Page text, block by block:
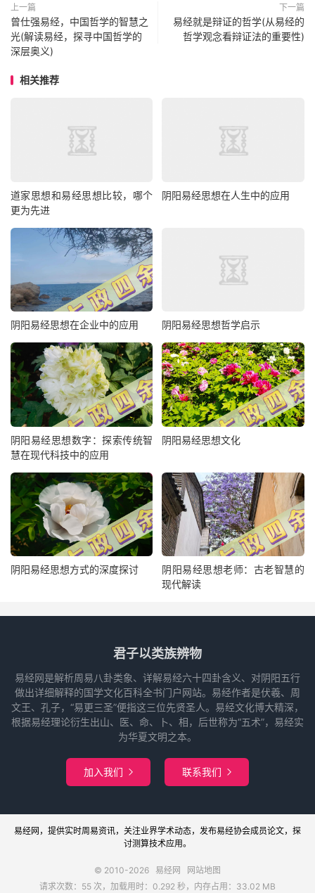
上一篇
曾仕强易经，中国哲学的智慧之
光(解读易经，探寻中国哲学的
深层奥义)
下一篇
易经就是辩证的哲学(从易经的
哲学观念看辩证法的重要性)
相关推荐
道家思想和易经思想比较，哪个
更为先进
阴阳易经思想在人生中的应用
阴阳易经思想在企业中的应用 阴阳易经思想哲学启示
阴阳易经思想数字：探索传统智
慧在现代科技中的应用
阴阳易经思想文化
阴阳易经思想方式的深度探讨
阴阳易经思想老师：古老智慧的
现代解读
君子以类族辨物
易经网是解析周易八卦类象、详解易经六十四卦含义、对阴阳五行
做出详细解释的国学文化百科全书门户网站。易经作者是伏羲、周
文王、孔子，“易更三圣”便指这三位先贤圣人。易经文化博大精深，
根据易经理论衍生出山、医、命、卜、相，后世称为“五术”，易经实
为华夏文明之本。
加入我们  联系我们 
易经网 ，提供实时周易资讯，关注业界学术动态，发布易经协会成员论文，探
讨测算技术应用。
© 2010-2026 易经网
网站地图
请求次数：55 次，加载用时：0.292 秒，内存占用：33.02 MB